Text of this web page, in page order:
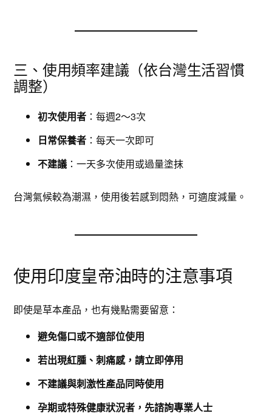
三、使用頻率建議（依台灣生活習慣
調整）
初次使用者 ：每週2～3次
日常保養者 ：每天一次即可
不建議 ：一天多次使用或過量塗抹
台灣氣候較為潮濕，使用後若感到悶熱，可適度減量。
使用印度皇帝油時的注意事項
即使是草本產品，也有幾點需要留意：
避免傷口或不適部位使用
若出現紅腫、刺痛感，請立即停用
不建議與刺激性產品同時使用
孕期或特殊健康狀況者，先諮詢專業人士